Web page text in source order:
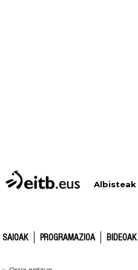
Albisteak
SAIOAK PROGRAMAZIOA BIDEOAK